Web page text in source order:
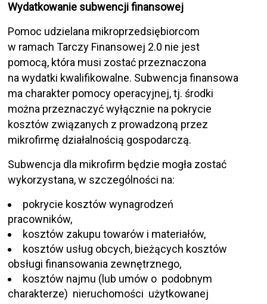
Wydatkowanie subwencji finansowej
Pomoc udzielana mikroprzedsiębiorcom
w ramach Tarczy Finansowej 2.0 nie jest
pomocą, która musi zostać przeznaczona
na wydatki kwalifikowalne. Subwencja finansowa
ma charakter pomocy operacyjnej, tj. środki
można przeznaczyć wyłącznie na pokrycie
kosztów związanych z prowadzoną przez
mikrofirmę działalnością gospodarczą.
Subwencja dla mikrofirm będzie mogła zostać
wykorzystana, w szczególności na:
pokrycie kosztów wynagrodzeń
pracowników,
kosztów zakupu towarów i materiałów,
kosztów usług obcych, bieżących kosztów
obsługi finansowania zewnętrznego,
kosztów najmu (lub umów o podobnym
charakterze) nieruchomości użytkowanej